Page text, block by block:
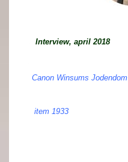
Interview, april 2018
Canon Winsums Jodendom
item 1933